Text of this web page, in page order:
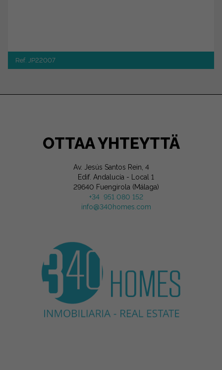
Ref. JP22007
OTTAA YHTEYTTÄ
Av. Jesús Santos Rein, 4
Edif. Andalucía - Local 1
29640 Fuengirola (Málaga)
+34 951 080 152
info@340homes.com